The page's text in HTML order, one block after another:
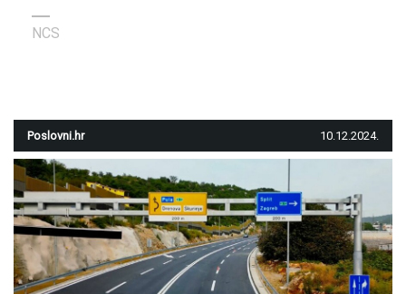
NCS
Poslovni.hr 10.12.2024.